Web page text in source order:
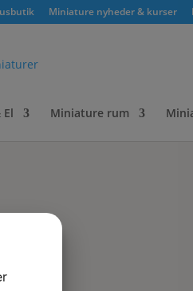
Miniature nyheder & kurser
Miniature rum